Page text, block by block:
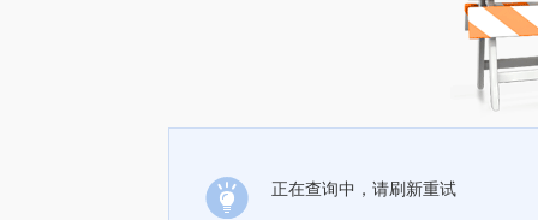
正在查询中，请刷新重试